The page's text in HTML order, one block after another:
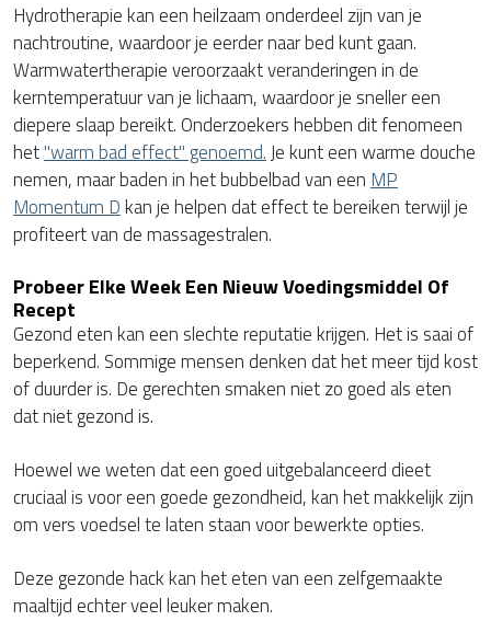
Hydrotherapie kan een heilzaam onderdeel zijn van je
nachtroutine, waardoor je eerder naar bed kunt gaan.
Warmwatertherapie veroorzaakt veranderingen in de
kerntemperatuur van je lichaam, waardoor je sneller een
diepere slaap bereikt. Onderzoekers hebben dit fenomeen
het"warm bad effect" genoemd.Je kunt een warme douche
nemen, maar baden in het bubbelbad van eenMP
Momentum Dkan je helpen dat effect te bereiken terwijl je
profiteert van de massagestralen.
Probeer Elke Week Een Nieuw Voedingsmiddel Of
Recept
Gezond eten kan een slechte reputatie krijgen. Het is saai of
beperkend. Sommige mensen denken dat het meer tijd kost
of duurder is. De gerechten smaken niet zo goed als eten
dat niet gezond is.
Hoewel we weten dat een goed uitgebalanceerd dieet
cruciaal is voor een goede gezondheid, kan het makkelijk zijn
om vers voedsel te laten staan voor bewerkte opties.
Deze gezonde hack kan het eten van een zelfgemaakte
maaltijd echter veel leuker maken.